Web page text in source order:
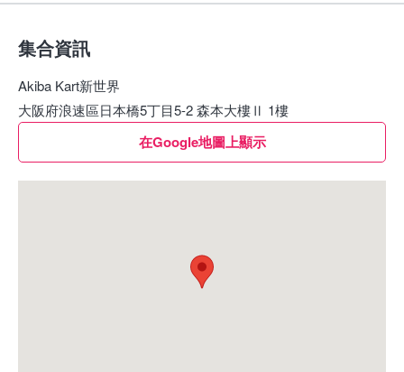
集合資訊
Akiba Kart新世界
大阪府浪速區日本橋5丁目5-2 森本大樓Ⅱ 1樓
在Google地圖上顯示